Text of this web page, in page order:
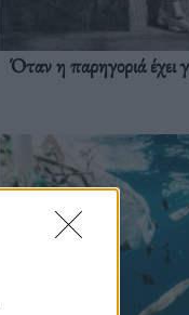
Όταν η παρηγοριά έχει